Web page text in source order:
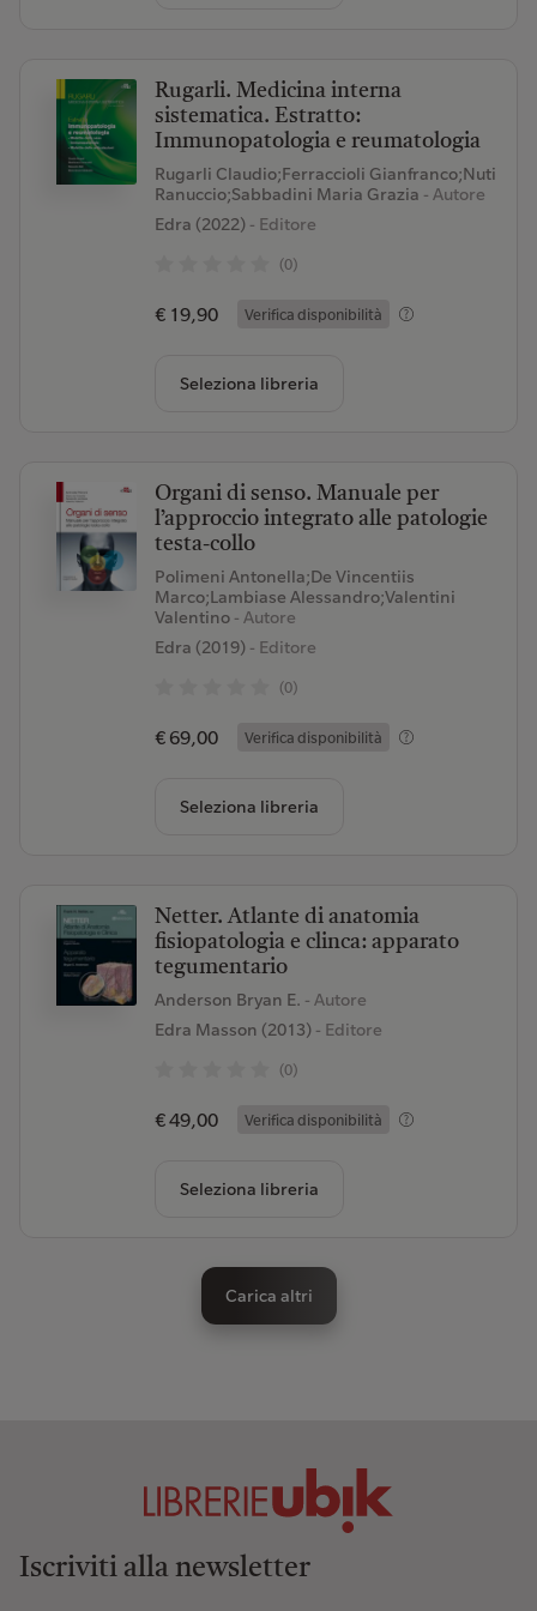
Rugarli. Medicina interna
sistematica. Estratto:
Immunopatologia e reumatologia
Rugarli Claudio;Ferraccioli Gianfranco;Nuti
Ranuccio;Sabbadini Maria Grazia - Autore
Edra (2022)- Editore
(0)
€ 19,90 Verifica disponibilità
Seleziona libreria
Organi di senso. Manuale per
l’approccio integrato alle patologie
testa-collo
Polimeni Antonella;De Vincentiis
Marco;Lambiase Alessandro;Valentini
Valentino - Autore
Edra (2019)- Editore
(0)
€ 69,00 Verifica disponibilità
Seleziona libreria
Netter. Atlante di anatomia
fisiopatologia e clinca: apparato
tegumentario
Anderson Bryan E. - Autore
Edra Masson (2013)- Editore
(0)
€ 49,00 Verifica disponibilità
Seleziona libreria
Carica altri
Iscriviti alla newsletter